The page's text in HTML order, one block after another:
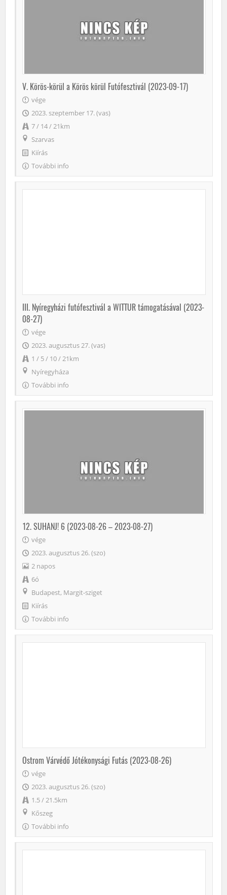
V. Körös-körül a Körös körül Futófesztivál (2023-09-17)
vége
2023. szeptember 17. (vas)
7 / 14 / 21km
Szarvas
Kiírás
További info
III. Nyíregyházi futófesztivál a WITTUR támogatásával (2023-
08-27)
vége
2023. augusztus 27. (vas)
1 / 5 / 10 / 21km
Nyíregyháza
További info
12. SUHANJ! 6 (2023-08-26 – 2023-08-27)
vége
2023. augusztus 26. (szo)
2 napos
6ó
Budapest, Margit-sziget
Kiírás
További info
Ostrom Várvédő Jótékonysági Futás (2023-08-26)
vége
2023. augusztus 26. (szo)
1.5 / 21.5km
Kőszeg
További info